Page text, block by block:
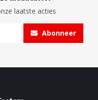
laatste acties
Abonneer